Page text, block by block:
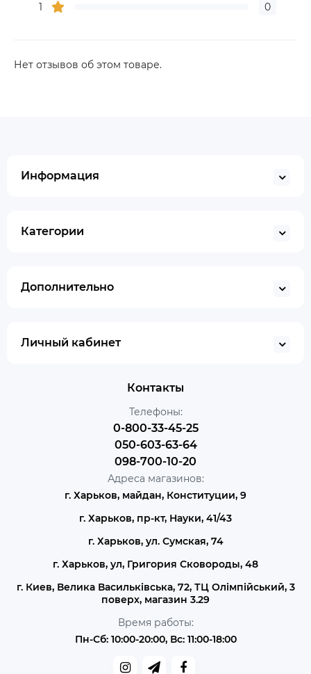
1
0
Нет отзывов об этом товаре.
Информация
Категории
Дополнительно
Личный кабинет
Контакты
Телефоны:
0-800-33-45-25
050-603-63-64
098-700-10-20
Адреса магазинов:
г. Харьков, майдан, Конституции, 9
г. Харьков, пр-кт, Науки, 41/43
г. Харьков, ул. Сумская, 74
г. Харьков, ул, Григория Сковороды, 48
г. Киев, Велика Васильківська, 72, ТЦ Олімпійський, 3
поверх, магазин 3.29
Время работы:
Пн-Сб: 10:00-20:00, Вс: 11:00-18:00